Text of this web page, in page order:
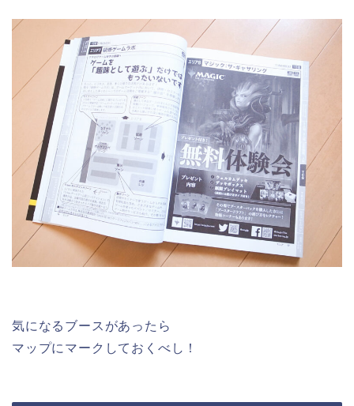
気になるブースがあったら
マップにマークしておくべし！